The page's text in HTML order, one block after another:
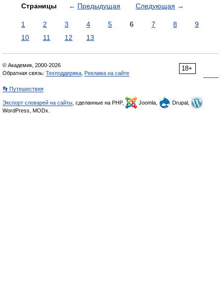
Страницы ← Предыдущая Следующая →
1 2 3 4 5 6 7 8
9
10
11 12 13
18+
© Академик, 2000-2026
Обратная связь: Техподдержка Реклама на сайте
👣 Путешествия
Экспорт словарей на сайты , сделанные на PHP, Joomla,
Drupal,
WordPress, MODx.